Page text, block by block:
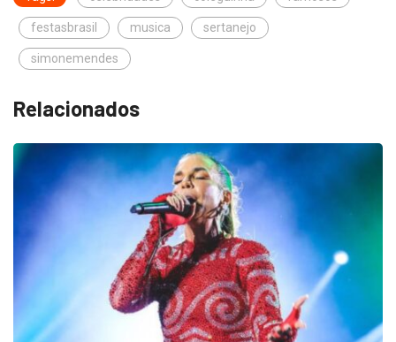
festasbrasil musica sertanejo
simonemendes
Relacionados